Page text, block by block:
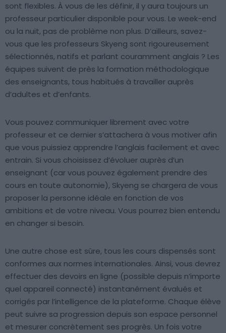
sont flexibles. À vous de les définir, il y aura toujours un
professeur particulier disponible pour vous. Le week-end
ou la nuit, pas de problème non plus. D’ailleurs, savez-
vous que les professeurs Skyeng sont rigoureusement
sélectionnés, natifs et parlant couramment anglais ? Les
équipes suivent de près la formation méthodologique
des enseignants, tous habitués à travailler auprès
d’adultes et d’enfants.
Vous pouvez communiquer librement avec votre
professeur et ce dernier s’attachera à vous motiver afin
que vous puissiez apprendre l’anglais facilement et avec
entrain. Si vous choisissez d’évoluer auprès d’un
enseignant (car vous pouvez également prendre des
cours en toute autonomie), Skyeng se chargera de vous
proposer la personne idéale en fonction de vos
ambitions et de votre niveau. Vous pourrez bien entendu
en changer si besoin.
Une autre chose est sûre, tous les cours dispensés sont
conformes aux normes internationales. Ainsi, vous devrez
effectuer des devoirs en ligne (possible depuis n’importe
quel appareil connecté) instantanément évalués et
corrigés par l’intelligence de la plateforme. Chaque élève
peut suivre sa progression depuis son espace personnel
et mesurer concrètement ses progrès. Un fois votre